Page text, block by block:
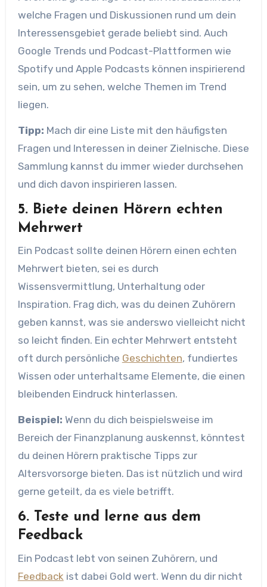
welche Fragen und Diskussionen rund um dein
Interessensgebiet gerade beliebt sind. Auch
Google Trends und Podcast-Plattformen wie
Spotify und Apple Podcasts können inspirierend
sein, um zu sehen, welche Themen im Trend
liegen.
Tipp: Mach dir eine Liste mit den häufigsten
Fragen und Interessen in deiner Zielnische. Diese
Sammlung kannst du immer wieder durchsehen
und dich davon inspirieren lassen.
5. Biete deinen Hörern echten
Mehrwert
Ein Podcast sollte deinen Hörern einen echten
Mehrwert bieten, sei es durch
Wissensvermittlung, Unterhaltung oder
Inspiration. Frag dich, was du deinen Zuhörern
geben kannst, was sie anderswo vielleicht nicht
so leicht finden. Ein echter Mehrwert entsteht
oft durch persönliche Geschichten, fundiertes
Wissen oder unterhaltsame Elemente, die einen
bleibenden Eindruck hinterlassen.
Beispiel: Wenn du dich beispielsweise im
Bereich der Finanzplanung auskennst, könntest
du deinen Hörern praktische Tipps zur
Altersvorsorge bieten. Das ist nützlich und wird
gerne geteilt, da es viele betrifft.
6. Teste und lerne aus dem
Feedback
Ein Podcast lebt von seinen Zuhörern, und
Feedback ist dabei Gold wert. Wenn du dir nicht